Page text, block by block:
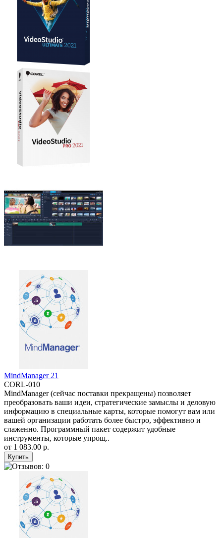
MindManager 21
CORL-010
MindManager (сейчас поставки прекращены) позволяет
преобразовать ваши идеи, стратегические замыслы и деловую
информацию в специальные карты, которые помогут вам или
вашей организации работать более быстро, эффективно и
слаженно. Программный пакет содержит удобные
инструменты, которые упрощ..
от 1 083.00 р.